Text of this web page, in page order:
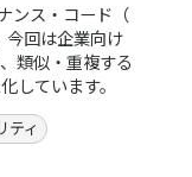
ンス・コード（
今回は企業向け
類似・重複する
しています。
ティ